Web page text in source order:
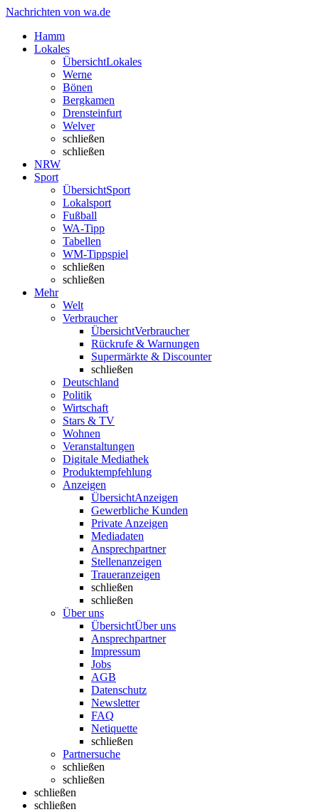
Nachrichten von wa.de
Hamm
Lokales
ÜbersichtLokales
Werne
Bönen
Bergkamen
Drensteinfurt
Welver
schließen
schließen
NRW
Sport
ÜbersichtSport
Lokalsport
Fußball
WA-Tipp
Tabellen
WM-Tippspiel
schließen
schließen
Mehr
Welt
Verbraucher
ÜbersichtVerbraucher
Rückrufe & Warnungen
Supermärkte & Discounter
schließen
Deutschland
Politik
Wirtschaft
Stars & TV
Wohnen
Veranstaltungen
Digitale Mediathek
Produktempfehlung
Anzeigen
ÜbersichtAnzeigen
Gewerbliche Kunden
Private Anzeigen
Mediadaten
Ansprechpartner
Stellenanzeigen
Traueranzeigen
schließen
schließen
Über uns
ÜbersichtÜber uns
Ansprechpartner
Impressum
Jobs
AGB
Datenschutz
Newsletter
FAQ
Netiquette
schließen
Partnersuche
schließen
schließen
schließen
schließen